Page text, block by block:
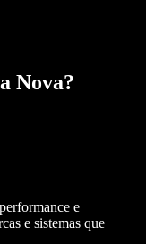
Nova?
e
e sistemas que